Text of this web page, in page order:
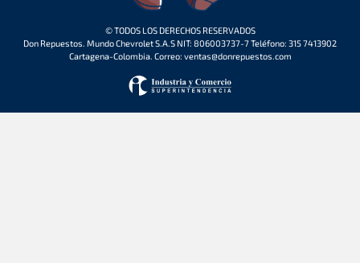
© TODOS LOS DERECHOS RESERVADOS
Don Repuestos. Mundo Chevrolet S.A.S NIT: 806003737-7 Teléfono: 315 7413902
Cartagena-Colombia. Correo: ventas@donrepuestos.com